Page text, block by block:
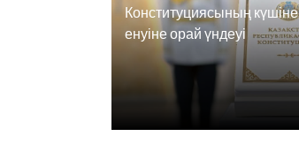
Конституциясының күшіне
енуіне орай үндеуі